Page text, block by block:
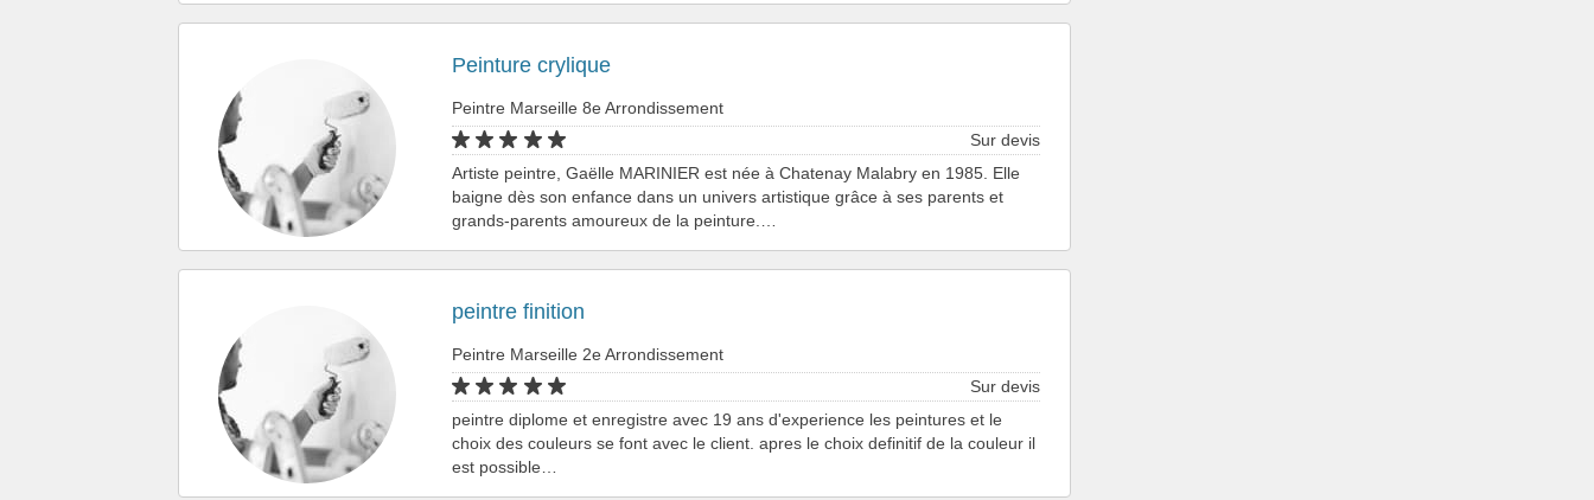
Peinture crylique
Peintre Marseille 8e Arrondissement
Sur devis
Artiste peintre, Gaëlle MARINIER est née à Chatenay Malabry en 1985. Elle
baigne dès son enfance dans un univers artistique grâce à ses parents et
grands-parents amoureux de la peinture.…
peintre finition
Peintre Marseille 2e Arrondissement
Sur devis
peintre diplome et enregistre avec 19 ans d'experience les peintures et le
choix des couleurs se font avec le client. apres le choix definitif de la couleur il
est possible…